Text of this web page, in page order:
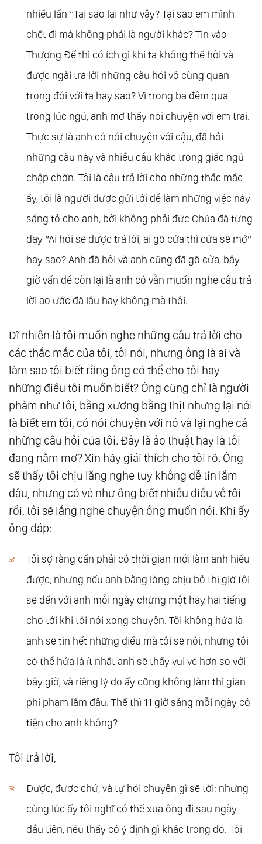
nhiều lần “Tại sao lại như vậy? Tại sao em mình
chết đi mà không phải là người khác? Tin vào
Thượng Đế thì có ích gì khi ta không thể hỏi và
được ngài trả lời những câu hỏi vô cùng quan
trọng đói với ta hay sao? Vì trong ba đêm qua
trong lúc ngủ, anh mơ thấy nói chuyện với em trai.
Thực sự là anh có nói chuyện với cậu, đã hỏi
những câu này và nhiều cầu khác trong giấc ngủ
chập chờn. Tôi là câu trả lời cho những thắc mắc
ấy, tôi là người được gửi tới để làm những việc này
sáng tỏ cho anh, bởi không phải đức Chúa đã từng
dạy “Ai hỏi sẽ được trả lời, ai gõ cửa thì cửa sẽ mở”
hay sao? Anh đã hỏi và anh cũng đã gõ cửa, bây
giờ vấn đề còn lại là anh có vẫn muốn nghe câu trả
lời ao ước đã lâu hay không mà thôi.
Dĩ nhiên là tôi muốn nghe những câu trả lời cho
các thắc mắc của tôi, tôi nói, nhưng ông là ai và
làm sao tôi biết rằng ông có thể cho tôi hay
những điều tôi muốn biết? Ông cũng chỉ là người
phàm như tôi, bằng xương bằng thịt nhưng lại nói
là biết em tôi, có nói chuyện với nó và lại nghe cả
những câu hỏi của tôi. Đây là ảo thuật hay là tôi
đang nằm mơ? Xin hãy giải thích cho tôi rõ. Ông
sẽ thấy tôi chịu lắng nghe tuy không dễ tin lắm
đâu, nhưng có vẻ như ông biết nhiều điều về tôi
rồi, tôi sẽ lắng nghe chuyện ông muốn nói. Khi ấy
ông đáp:
Tôi sợ rằng cần phải có thời gian mới làm anh hiểu
được, nhưng nếu anh bằng lòng chịu bỏ thì giờ tôi
sẽ đến với anh mỗi ngày chừng một hay hai tiếng
cho tới khi tôi nói xong chuyện. Tôi không hứa là
anh sẽ tin hết những điều mà tôi sẽ nói, nhưng tôi
có thể hứa là ít nhất anh sẽ thấy vui vẻ hơn so với
bây giờ, và riêng lý do ấy cũng không làm thì gian
phí phạm lắm đâu. Thế thì 11 giờ sáng mỗi ngày có
tiện cho anh không?
Tôi trả lời,
Được, được chứ, và tự hỏi chuyện gì sẽ tới; nhưng
cùng lúc ấy tôi nghĩ có thể xua ông đi sau ngày
đầu tiên, nếu thấy có ý định gì khác trong đó. Tôi